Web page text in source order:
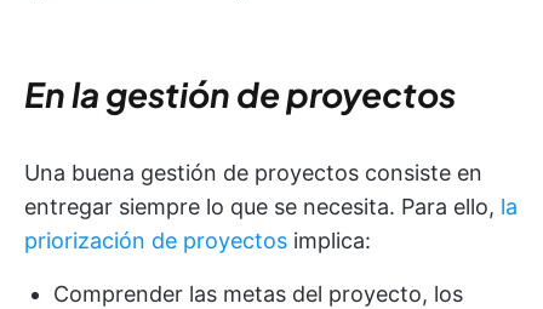
En la gestión de proyectos
Una buena gestión de proyectos consiste en
entregar siempre lo que se necesita. Para ello, la
priorización de proyectos implica:
Comprender las metas del proyecto, los